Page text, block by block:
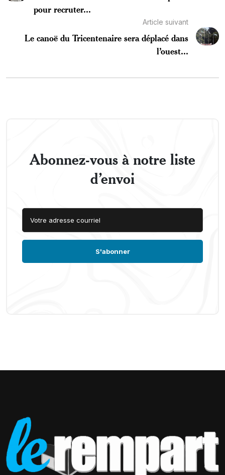
pour recruter...
Article suivant
Le canoë du Tricentenaire sera déplacé dans
l’ouest...
Abonnez-vous à notre liste
d’envoi